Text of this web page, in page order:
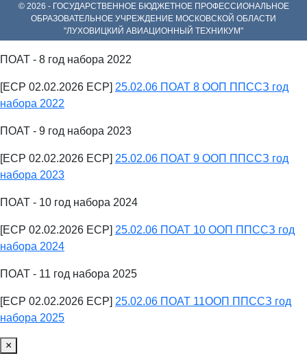
© 2026 - ГОСУДАРСТВЕННОЕ БЮДЖЕТНОЕ ПРОФЕССИОНАЛЬНОЕ
ОБРАЗОВАТЕЛЬНОЕ УЧРЕЖДЕНИЕ МОСКОВСКОЙ ОБЛАСТИ
"ЛУХОВИЦКИЙ АВИАЦИОННЫЙ ТЕХНИКУМ"
ПОАТ - 8 год набора 2022
[ECP 02.02.2026 ECP] 25.02.06 ПОАТ 8 ООП ППССЗ год
набора 2022
ПОАТ - 9 год набора 2023
[ECP 02.02.2026 ECP] 25.02.06 ПОАТ 9 ООП ППССЗ год
набора 2023
ПОАТ - 10 год набора 2024
[ECP 02.02.2026 ECP] 25.02.06 ПОАТ 10 ООП ППССЗ год
набора 2024
ПОАТ - 11 год набора 2025
[ECP 02.02.2026 ECP] 25.02.06 ПОАТ 11ООП ППССЗ год
набора 2025
×